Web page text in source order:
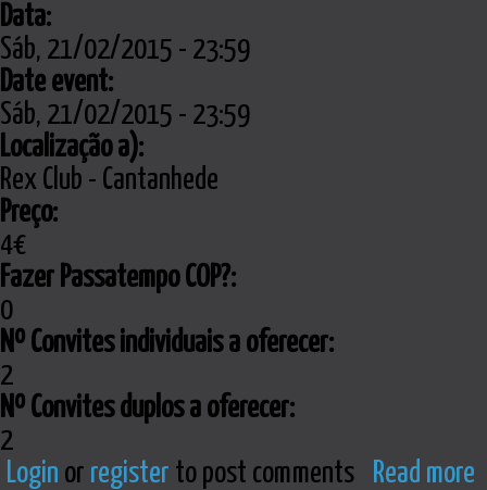
Data:
Sáb, 21/02/2015 - 23:59
Date event:
Sáb, 21/02/2015 - 23:59
Localização a):
Rex Club - Cantanhede
Preço:
4€
Fazer Passatempo COP?:
0
Nº Convites individuais a oferecer:
2
Nº Convites duplos a oferecer:
2
Login or register to post comments Read more